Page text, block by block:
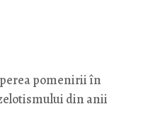
pomenirii în
din anii